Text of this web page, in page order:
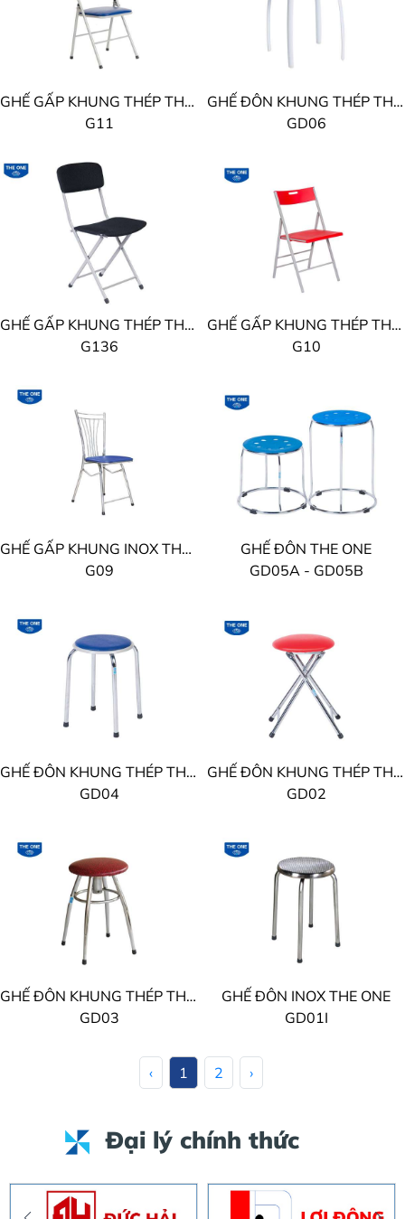
GHẾ GẤP KHUNG THÉP THE ONE
G11
GHẾ ĐÔN KHUNG THÉP THE ONE
GD06
GHẾ GẤP KHUNG THÉP THE ONE
G136
GHẾ GẤP KHUNG THÉP THE ONE
G10
GHẾ GẤP KHUNG INOX THE ONE
G09
GHẾ ĐÔN THE ONE
GD05A - GD05B
GHẾ ĐÔN KHUNG THÉP THE ONE
GD04
GHẾ ĐÔN KHUNG THÉP THE ONE
GD02
GHẾ ĐÔN KHUNG THÉP THE ONE
GD03
GHẾ ĐÔN INOX THE ONE
GD01I
‹ 1 2 ›
Đại lý chính thức